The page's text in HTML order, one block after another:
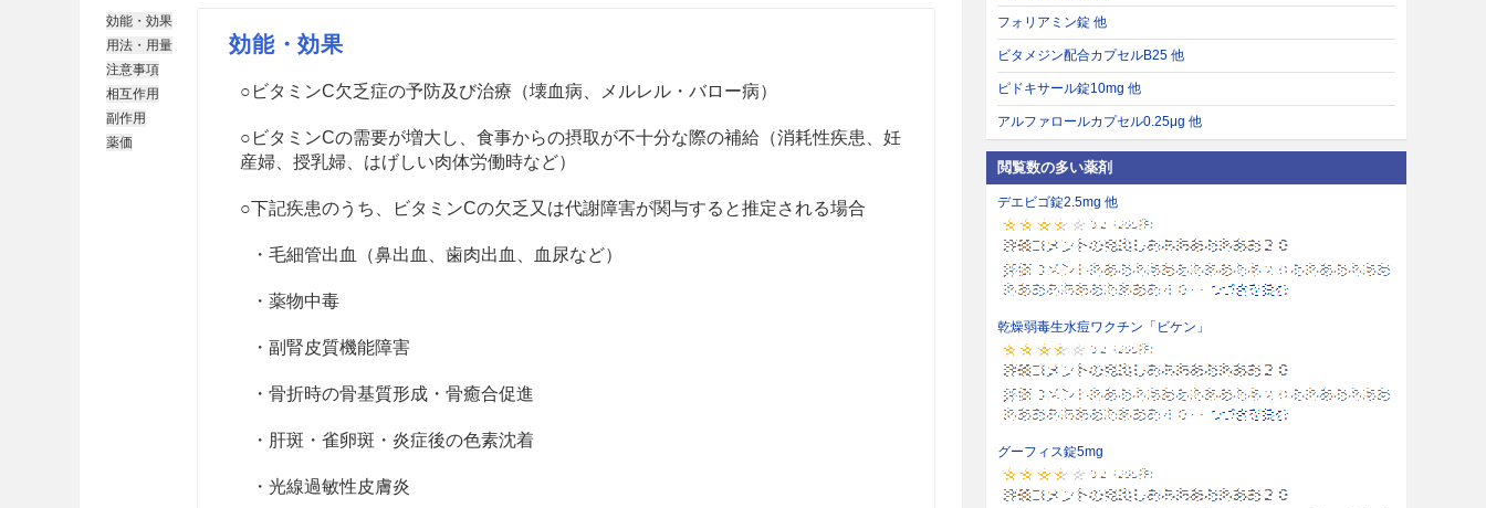
効能・効果
用法・用量
注意事項
相互作用
副作用
薬価
効能・効果
○ビタミンC欠乏症の予防及び治療（壊血病、メルレル・バロー病）
○ビタミンCの需要が増大し、食事からの摂取が不十分な際の補給（消耗性疾患、妊
産婦、授乳婦、はげしい肉体労働時など）
○下記疾患のうち、ビタミンCの欠乏又は代謝障害が関与すると推定される場合
・毛細管出血（鼻出血、歯肉出血、血尿など）
・薬物中毒
・副腎皮質機能障害
・骨折時の骨基質形成・骨癒合促進
・肝斑・雀卵斑・炎症後の色素沈着
・光線過敏性皮膚炎
フォリアミン錠 他
ビタメジン配合カプセルB25 他
ピドキサール錠10mg 他
アルファロールカプセル0.25μg 他
閲覧数の多い薬剤
デエビゴ錠2.5mg 他
乾燥弱毒生水痘ワクチン「ビケン」
グーフィス錠5mg